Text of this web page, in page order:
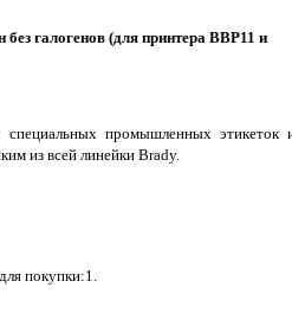
галогенов (для принтера BBP11 и
специальных промышленных этикеток
из всей линейки Brady.
покупки:1.